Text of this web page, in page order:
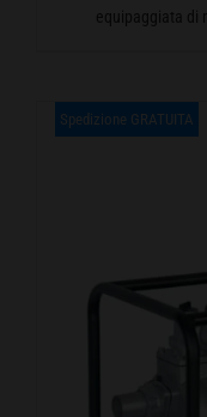
equipaggiata di
Spedizione GRATUITA